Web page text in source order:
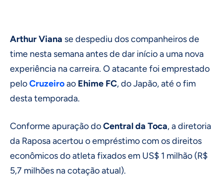
Arthur Viana se despediu dos companheiros de
time nesta semana antes de dar início a uma nova
experiência na carreira. O atacante foi emprestado
peloCruzeiroao Ehime FC, do Japão, até o fim
desta temporada.
Conforme apuração doCentral da Toca, a diretoria
da Raposa acertou o empréstimo com os direitos
econômicos do atleta fixados em US$ 1 milhão (R$
5,7 milhões na cotação atual).